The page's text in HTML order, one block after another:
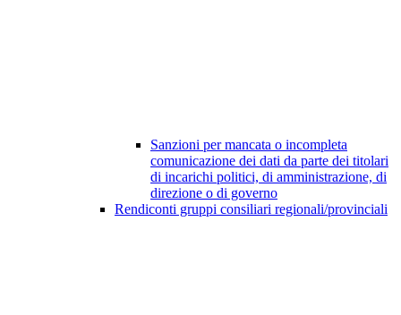
Sanzioni per mancata o incompleta
comunicazione dei dati da parte dei titolari
di incarichi politici, di amministrazione, di
direzione o di governo
Rendiconti gruppi consiliari regionali/provinciali